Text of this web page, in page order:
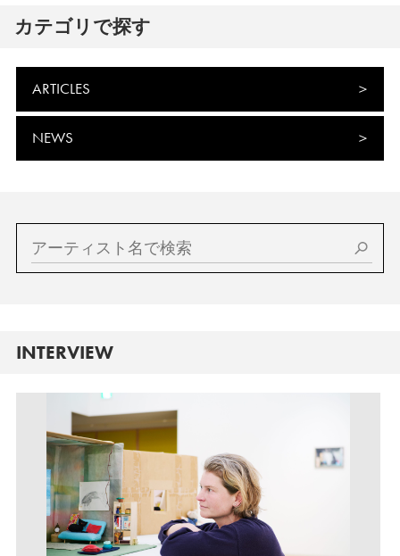
カテゴリで探す
ARTICLES
NEWS
INTERVIEW